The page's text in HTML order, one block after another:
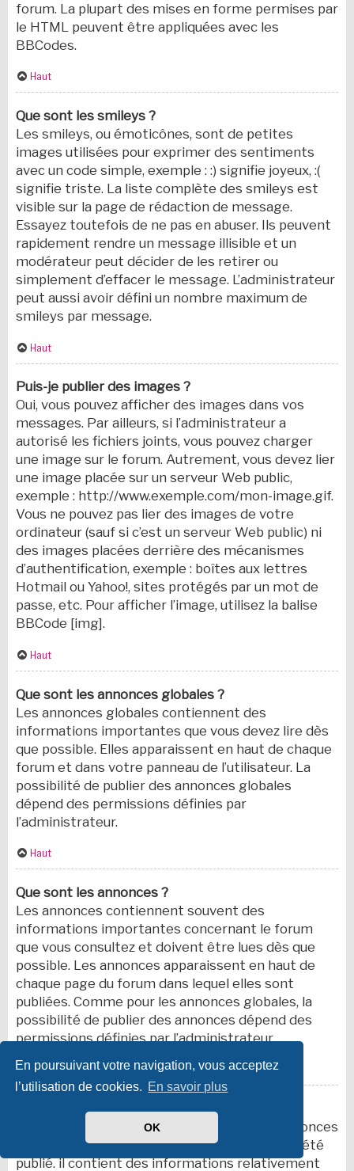
En poursuivant votre navigation, vous acceptez
l’utilisation de cookies. En savoir plus
OK
forum. La plupart des mises en forme permises par
le HTML peuvent être appliquées avec les
BBCodes.
Haut
Que sont les smileys ?
Les smileys, ou émoticônes, sont de petites
images utilisées pour exprimer des sentiments
avec un code simple, exemple : :) signifie joyeux, :(
signifie triste. La liste complète des smileys est
visible sur la page de rédaction de message.
Essayez toutefois de ne pas en abuser. Ils peuvent
rapidement rendre un message illisible et un
modérateur peut décider de les retirer ou
simplement d’effacer le message. L’administrateur
peut aussi avoir défini un nombre maximum de
smileys par message.
Haut
Puis-je publier des images ?
Oui, vous pouvez afficher des images dans vos
messages. Par ailleurs, si l’administrateur a
autorisé les fichiers joints, vous pouvez charger
une image sur le forum. Autrement, vous devez lier
une image placée sur un serveur Web public,
exemple : http://www.exemple.com/mon-image.gif.
Vous ne pouvez pas lier des images de votre
ordinateur (sauf si c’est un serveur Web public) ni
des images placées derrière des mécanismes
d’authentification, exemple : boîtes aux lettres
Hotmail ou Yahoo!, sites protégés par un mot de
passe, etc. Pour afficher l’image, utilisez la balise
BBCode [img].
Haut
Que sont les annonces globales ?
Les annonces globales contiennent des
informations importantes que vous devez lire dès
que possible. Elles apparaissent en haut de chaque
forum et dans votre panneau de l’utilisateur. La
possibilité de publier des annonces globales
dépend des permissions définies par
l’administrateur.
Haut
Que sont les annonces ?
Les annonces contiennent souvent des
informations importantes concernant le forum
que vous consultez et doivent être lues dès que
possible. Les annonces apparaissent en haut de
chaque page du forum dans lequel elles sont
publiées. Comme pour les annonces globales, la
possibilité de publier des annonces dépend des
permissions définies par l’administrateur.
Haut
Que sont les sujets épinglés ?
Un sujet épinglé apparaît en dessous des annonces
sur la première page du forum dans lequel il a été
publié. il contient des informations relativement